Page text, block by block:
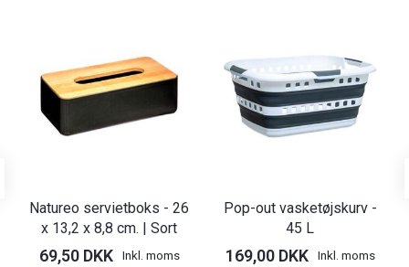
Natureo servietboks - 26
x 13,2 x 8,8 cm. | Sort
69,50 DKK Inkl. moms
Pop-out vasketøjskurv -
45 L
169,00 DKK Inkl. moms